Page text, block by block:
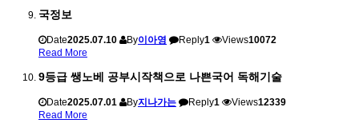
국정보
Date2025.07.10 By이아영 Reply1 Views10072
Read More
9등급 쌩노베 공부시작책으로 나쁜국어 독해기술
Date2025.07.01 By지나가는 Reply1 Views12339
Read More